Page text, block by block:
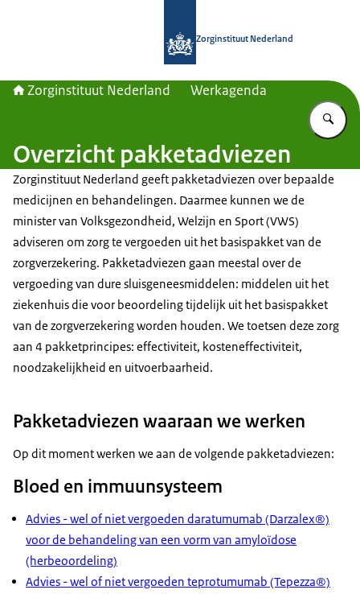
Zorginstituut Nederland
Zorginstituut Nederland Werkagenda
Overzicht pakketadviezen
Zorginstituut Nederland geeft pakketadviezen over bepaalde
medicijnen en behandelingen. Daarmee kunnen we de
minister van Volksgezondheid, Welzijn en Sport (VWS)
adviseren om zorg te vergoeden uit het basispakket van de
zorgverzekering. Pakketadviezen gaan meestal over de
vergoeding van dure sluisgeneesmiddelen: middelen uit het
ziekenhuis die voor beoordeling tijdelijk uit het basispakket
van de zorgverzekering worden houden. We toetsen deze zorg
aan 4 pakketprincipes: effectiviteit, kosteneffectiviteit,
noodzakelijkheid en uitvoerbaarheid.
Pakketadviezen waaraan we werken
Op dit moment werken we aan de volgende pakketadviezen:
Bloed en immuunsysteem
Advies - wel of niet vergoeden daratumumab (Darzalex®)
voor de behandeling van een vorm van amyloïdose
(herbeoordeling)
Advies - wel of niet vergoeden teprotumumab (Tepezza®)